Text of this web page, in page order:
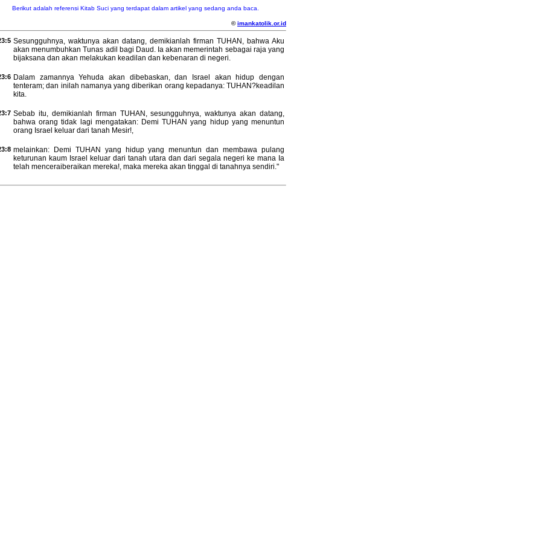
Berikut adalah referensi Kitab Suci yang terdapat dalam artikel yang sedang anda baca.
©imankatolik.or.id
Sesungguhnya, waktunya akan datang, demikianlah firman TUHAN, bahwa Aku
akan menumbuhkan Tunas adil bagi Daud. Ia akan memerintah sebagai raja yang
bijaksana dan akan melakukan keadilan dan kebenaran di negeri.
Dalam zamannya Yehuda akan dibebaskan, dan Israel akan hidup dengan
tenteram; dan inilah namanya yang diberikan orang kepadanya: TUHAN?keadilan
kita.
Sebab itu, demikianlah firman TUHAN, sesungguhnya, waktunya akan datang,
bahwa orang tidak lagi mengatakan: Demi TUHAN yang hidup yang menuntun
orang Israel keluar dari tanah Mesir!,
melainkan: Demi TUHAN yang hidup yang menuntun dan membawa pulang
keturunan kaum Israel keluar dari tanah utara dan dari segala negeri ke mana Ia
telah menceraiberaikan mereka!, maka mereka akan tinggal di tanahnya sendiri."